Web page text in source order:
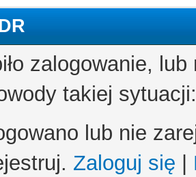
zalogowanie,
takiej sytuacji:
lub nie
Zaloguj się